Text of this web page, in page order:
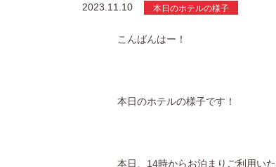
2023.11.10 本日のホテルの様子
こんばんはー！
本日のホテルの様子です！
本日、14時からお泊まりご利用い